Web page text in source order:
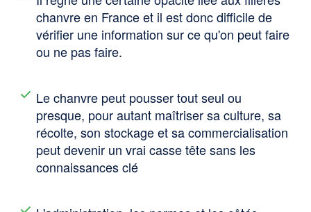
chanvre en France et il est donc difficile de
vérifier une information sur ce qu'on peut faire
ou ne pas faire.
Le chanvre peut pousser tout seul ou
presque, pour autant maîtriser sa culture, sa
récolte, son stockage et sa commercialisation
peut devenir un vrai casse tête sans les
connaissances clé